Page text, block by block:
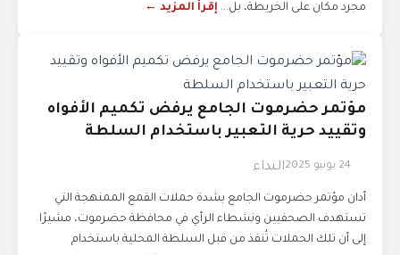
مجرد مكان على الخريطة، بل... إقرأ المزيد ←
مؤتمر حضرموت الجامع يرفض تكميم الأفواه
وتقييد حرية التعبير باستخدام السلطة
24 يونيو 2025 النداء
أدان مؤتمر حضرموت الجامع بشدة حملات القمع الممنهجة التي
تستهدف الصحفيين ونشطاء الرأي في محافظة حضرموت، مشيرًا
إلى أن تلك الحملات تُنفذ من قبل السلطة المحلية باستخدام